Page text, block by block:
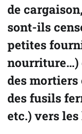
de
sont-ils
petites
nourriture…)
des mortiers
des fusils
etc.) vers